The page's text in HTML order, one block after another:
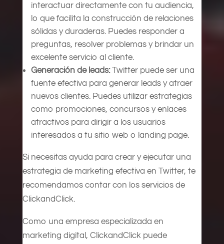
interactuar directamente con tu audiencia,
lo que facilita la construcción de relaciones
sólidas y duraderas. Puedes responder a
preguntas, resolver problemas y brindar un
excelente servicio al cliente.
Generación de leads:Twitter puede ser una
fuente efectiva para generar leads y atraer
nuevos clientes. Puedes utilizar estrategias
como promociones, concursos y enlaces
atractivos para dirigir a los usuarios
interesados a tu sitio web o landing page.
Si necesitas ayuda para crear y ejecutar una
estrategia de marketing efectiva en Twitter, te
recomendamos contar con los servicios de
ClickandClick.
Como una empresa especializada en
marketing digital, ClickandClick puede